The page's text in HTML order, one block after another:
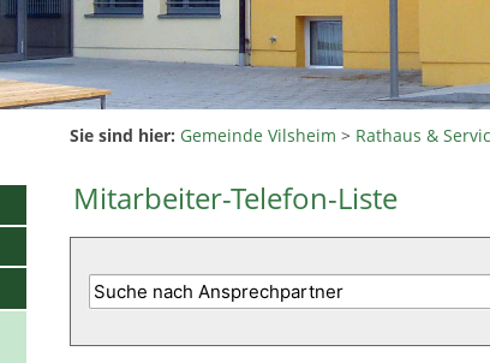
Sie sind hier: Gemeinde Vilsheim > Rathaus &
Mitarbeiter-Telefon-Liste